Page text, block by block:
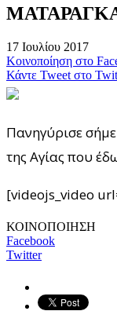
17 Ιουλίου 2017
Κοινοποίηση στο
Κάντε Tweet στο
Πανηγύρισε
της Αγίας που
[videojs_video
ΚΟΙΝΟΠΟΙΗΣΗ
Facebook
Twitter